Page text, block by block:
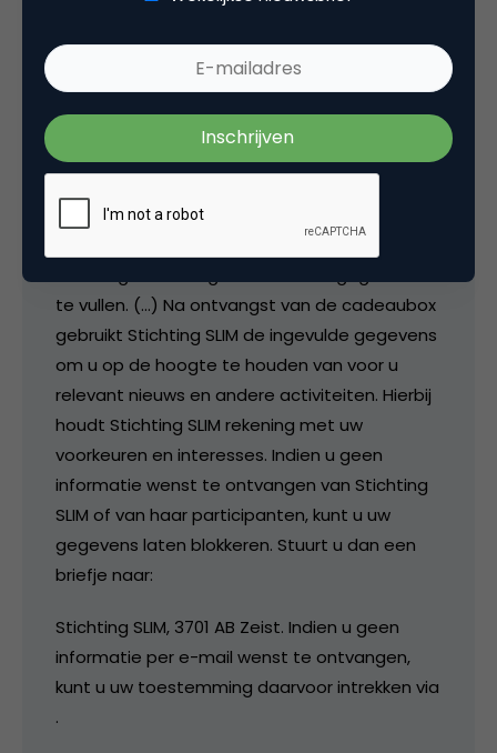
& ook je mailadres achterlaten bij Nienke’s
vrienden wordt geen feest. Nog tot na je
pensioen ga je worden achtervolgd, behalve
als je ze (jawel!!) een heuse brief stuurt of
via??? :
Verwerken van persoonsgegevens
te vullen. (…) Na ontvangst van de cadeaubox
gebruikt Stichting SLIM de ingevulde gegevens
om u op de hoogte te houden van voor u
relevant nieuws en andere activiteiten. Hierbij
houdt Stichting SLIM rekening met uw
voorkeuren en interesses. Indien u geen
informatie wenst te ontvangen van Stichting
SLIM of van haar participanten, kunt u uw
gegevens laten blokkeren. Stuurt u dan een
briefje naar:
Stichting SLIM, 3701 AB Zeist. Indien u geen
informatie per e-mail wenst te ontvangen,
kunt u uw toestemming daarvoor intrekken via
.